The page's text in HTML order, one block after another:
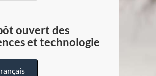
ouvert des
et technologie